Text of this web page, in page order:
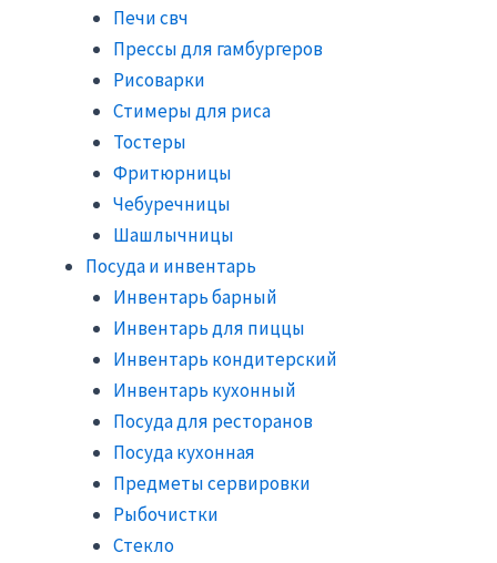
Печи свч
Прессы для гамбургеров
Рисоварки
Стимеры для риса
Тостеры
Фритюрницы
Чебуречницы
Шашлычницы
Посуда и инвентарь
Инвентарь барный
Инвентарь для пиццы
Инвентарь кондитерский
Инвентарь кухонный
Посуда для ресторанов
Посуда кухонная
Предметы сервировки
Рыбочистки
Стекло